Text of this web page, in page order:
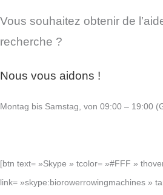
Vous souhaitez obtenir de
recherche ?
Nous vous aidons !
Montag bis Samstag, von 09:00 – 19:00
[btn text= »Skype » tcolor= »#FFF »
link= »skype:biorowerrowingmachines »